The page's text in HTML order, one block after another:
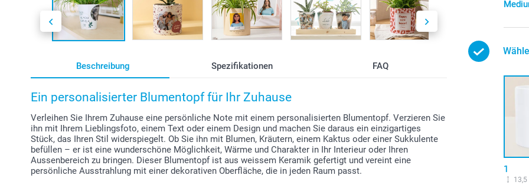
Beschreibung Spezifikationen FAQ
Ein personalisierter Blumentopf für Ihr Zuhause
Verleihen Sie Ihrem Zuhause eine persönliche Note mit einem personalisierten Blumentopf. Verzieren Sie
ihn mit Ihrem Lieblingsfoto, einem Text oder einem Design und machen Sie daraus ein einzigartiges
Stück, das Ihren Stil widerspiegelt. Ob Sie ihn mit Blumen, Kräutern, einem Kaktus oder einer Sukkulente
befüllen – er ist eine wunderschöne Möglichkeit, Wärme und Charakter in Ihr Interieur oder Ihren
Aussenbereich zu bringen. Dieser Blumentopf ist aus weissem Keramik gefertigt und vereint eine
persönliche Ausstrahlung mit einer dekorativen Oberfläche, die in jeden Raum passt.
1
13,5